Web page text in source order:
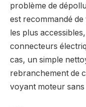
problème de
est recommandé
les plus
connecteurs
cas, un simple
rebranchement de
voyant moteur